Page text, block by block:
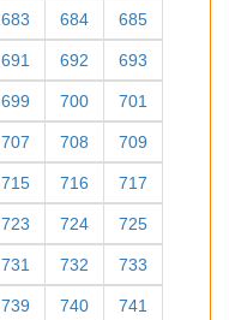
683 684 685
691 692 693
699 700 701
707 708 709
715 716 717
723 724 725
731 732 733
739 740 741